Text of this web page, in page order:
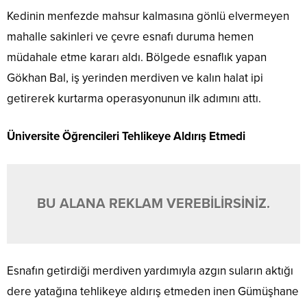
Kedinin menfezde mahsur kalmasına gönlü elvermeyen
mahalle sakinleri ve çevre esnafı duruma hemen
müdahale etme kararı aldı. Bölgede esnaflık yapan
Gökhan Bal, iş yerinden merdiven ve kalın halat ipi
getirerek kurtarma operasyonunun ilk adımını attı.
Üniversite Öğrencileri Tehlikeye Aldırış Etmedi
BU ALANA REKLAM VEREBİLİRSİNİZ.
Esnafın getirdiği merdiven yardımıyla azgın suların aktığı
dere yatağına tehlikeye aldırış etmeden inen Gümüşhane